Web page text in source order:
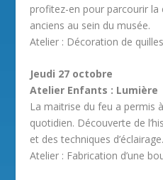
profitez-en pour parcourir
anciens au sein du musée.
Atelier : Décoration de
Jeudi 27 octobre
Atelier Enfants : Lumière
La maitrise du feu a permis
quotidien. Découverte de
et des techniques d’éclairage.
Atelier : Fabrication d’une